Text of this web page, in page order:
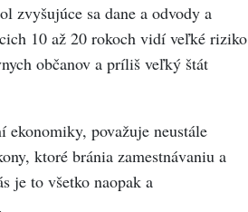
zvyšujúce sa dane a odvody a
10 až 20 rokoch vidí veľké riziko
občanov a príliš veľký štát
považuje neustále
ktoré bránia zamestnávaniu a
je to všetko naopak a